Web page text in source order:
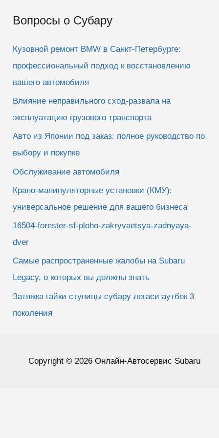
с
Вопросы о Субару
Кузовной ремонт BMW в Санкт-Петербурге:
профессиональный подход к восстановлению
вашего автомобиля
Влияние неправильного сход-развала на
эксплуатацию грузового транспорта
Авто из Японии под заказ: полное руководство по
выбору и покупке
Обслуживание автомобиля
Крано-манипуляторные установки (КМУ):
универсальное решение для вашего бизнеса
16504-forester-sf-ploho-zakryvaetsya-zadnyaya-
dver
Самые распространенные жалобы на Subaru
Legacy, о которых вы должны знать
Затяжка гайки ступицы субару легаси аутбек 3
поколения
Copyright © 2026 Онлайн-Автосервис Subaru